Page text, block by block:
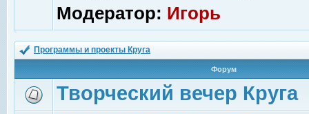
Модератор: Игорь
Программы и проекты Круга
Форум
Творческий вечер Круга